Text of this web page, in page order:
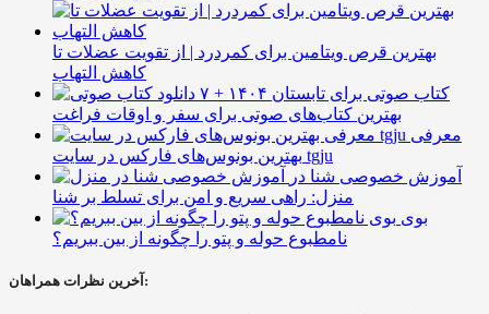
بهترین قرص ویتامین برای کمردرد | از تقویت عضلات تا
کاهش التهاب
۷ کتاب صوتی برای تابستان ۱۴۰۴ +
بهترین کتاب‌های صوتی برای سفر و اوقات فراغت
معرفی
بهترین بونوس‌های فارکس در سایت tgju
آموزش خصوصی شنا در
منزل: راهی سریع و امن برای تسلط بر شنا
بوی
نامطبوع حوله و پتو را چگونه از بین ببریم؟
آخرین نظرات همراهان: